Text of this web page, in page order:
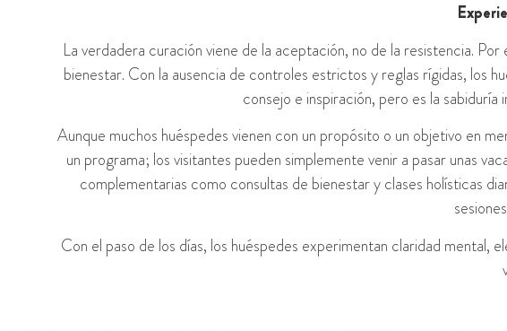
La verdadera curación viene de la aceptación, no de la resistencia.
bienestar. Con la ausencia de controles estrictos y reglas rígidas, los
consejo e inspiración, pero es la sabiduría
Aunque muchos huéspedes vienen con un propósito o un objetivo en
un programa; los visitantes pueden simplemente venir a pasar unas
complementarias como consultas de bienestar y clases holísticas
Con el paso de los días, los huéspedes experimentan claridad mental,